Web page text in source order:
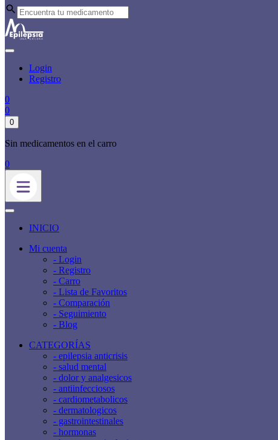
Login
Registro
0
0
0
Sin medicamentos en el carro
0
INICIO
Mi cuenta
- Login
- Registro
- Carro
- Lista de Favoritos
- Comparación
- Seguimiento
- Blog
CATEGORÍAS
- epilepsia anticrisis
- salud mental
- dolor y analgesicos
- antiinfecciosos
- cardiometabolicos
- dermatologicos
- gastrointestinales
- hormonas